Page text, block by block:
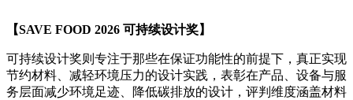
【SAVE FOOD 2026 可持续设计奖】
可持续设计奖则专注于那些在保证功能性的前提下，真正实现
节约材料、减轻环境压力的设计实践，表彰在产品、设备与服
务层面减少环境足迹、降低碳排放的设计，评判维度涵盖材料